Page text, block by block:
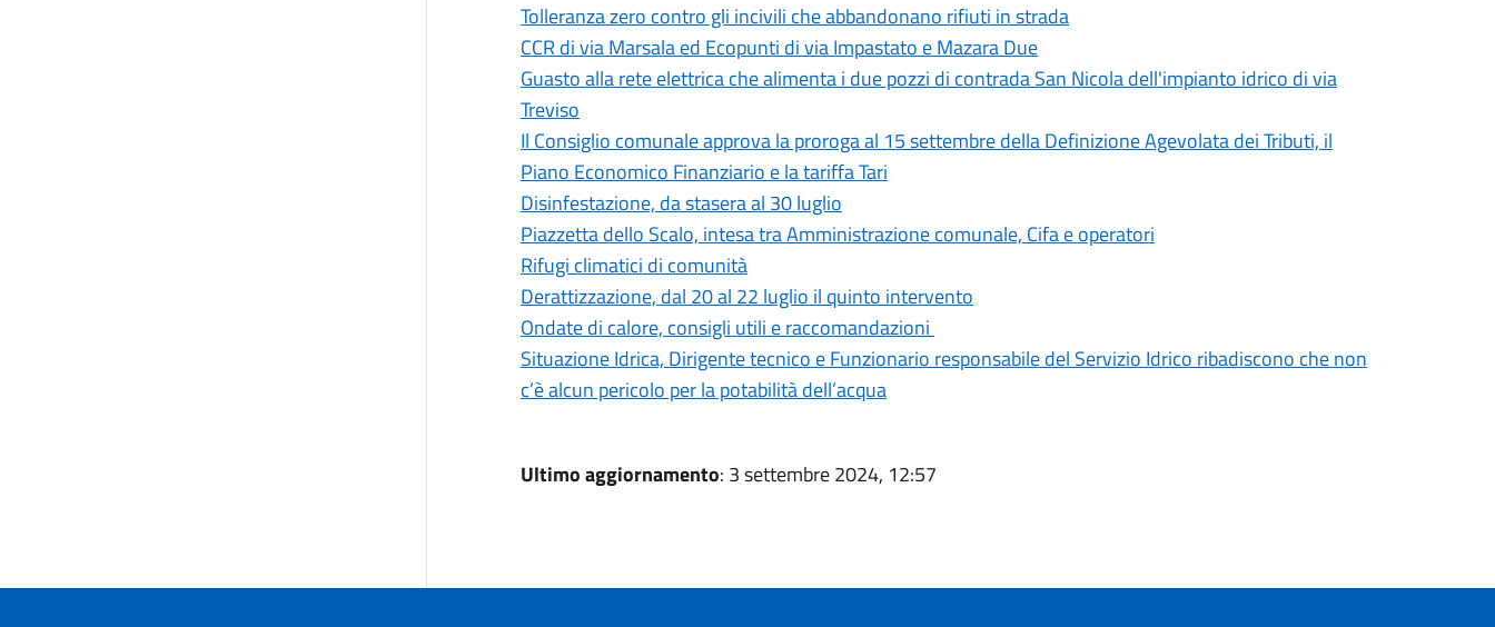
Tolleranza zero contro gli incivili che abbandonano rifiuti in strada
CCR di via Marsala ed Ecopunti di via Impastato e Mazara Due
Guasto alla rete elettrica che alimenta i due pozzi di contrada San Nicola dell'impianto idrico di via
Treviso
Il Consiglio comunale approva la proroga al 15 settembre della Definizione Agevolata dei Tributi, il
Piano Economico Finanziario e la tariffa Tari
Disinfestazione, da stasera al 30 luglio
Piazzetta dello Scalo, intesa tra Amministrazione comunale, Cifa e operatori
Rifugi climatici di comunità
Derattizzazione, dal 20 al 22 luglio il quinto intervento
Ondate di calore, consigli utili e raccomandazioni
Situazione Idrica, Dirigente tecnico e Funzionario responsabile del Servizio Idrico ribadiscono che non
c’è alcun pericolo per la potabilità dell’acqua
Ultimo aggiornamento: 3 settembre 2024, 12:57